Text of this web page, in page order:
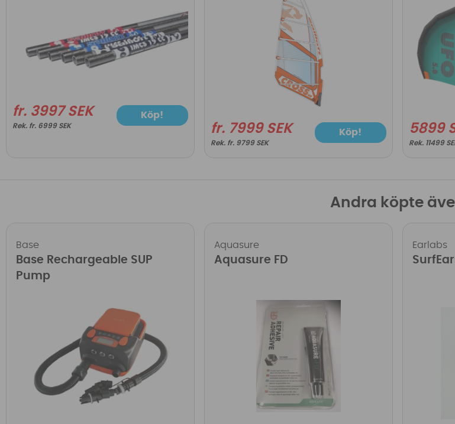
fr. 3997 SEK
fr. 6999 SEK
Köp!
fr. 7999 SEK
fr. 9799 SEK
Köp! 5899
11499
Andra köpte
Base
Base Rechargeable SUP
Pump
Aquasure
Aquasure FD
Earlabs